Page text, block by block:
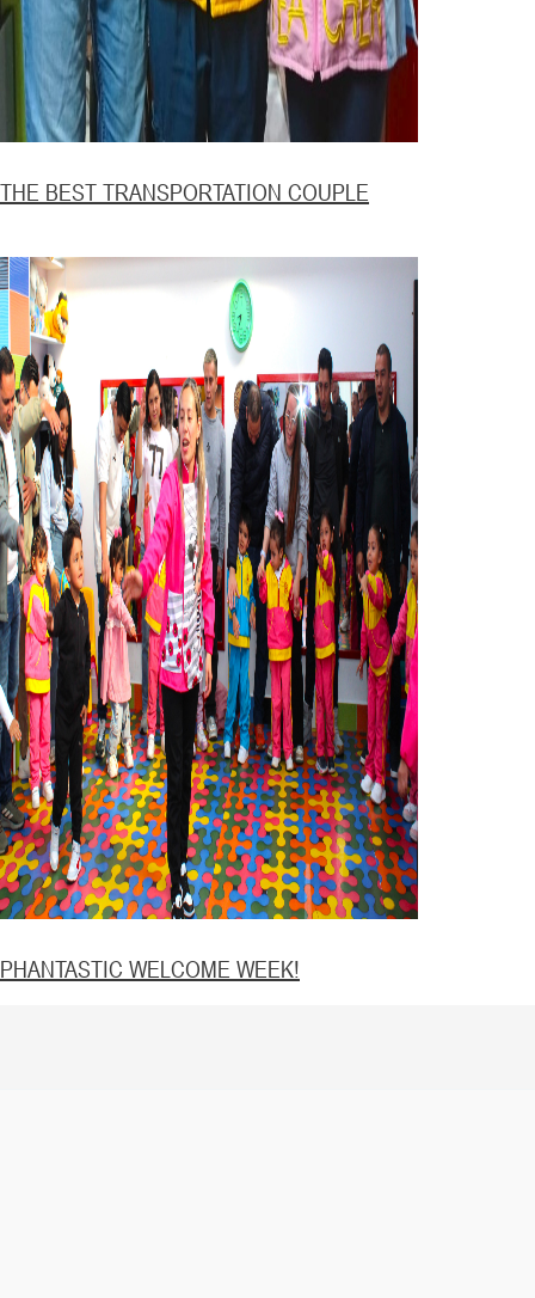
THE BEST TRANSPORTATION COUPLE
PHANTASTIC WELCOME WEEK!